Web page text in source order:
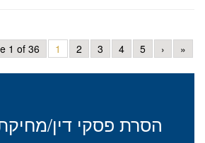
1 of 36 1 2 3 4 5 › »
הסרת פסקי דין/